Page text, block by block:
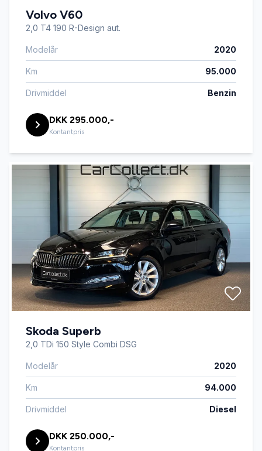
Volvo V60
2,0 T4 190 R-Design aut.
Modelår 2020
Km 95.000
Drivmiddel Benzin
DKK 295.000,-
Kontantpris
Skoda Superb
2,0 TDi 150 Style Combi DSG
Modelår 2020
Km 94.000
Drivmiddel Diesel
DKK 250.000,-
Kontantpris